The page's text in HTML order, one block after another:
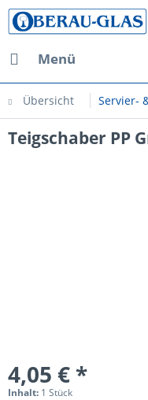
Menü
Übersicht Servier-
Teigschaber PP
4,05 € *
Inhalt: 1 Stück